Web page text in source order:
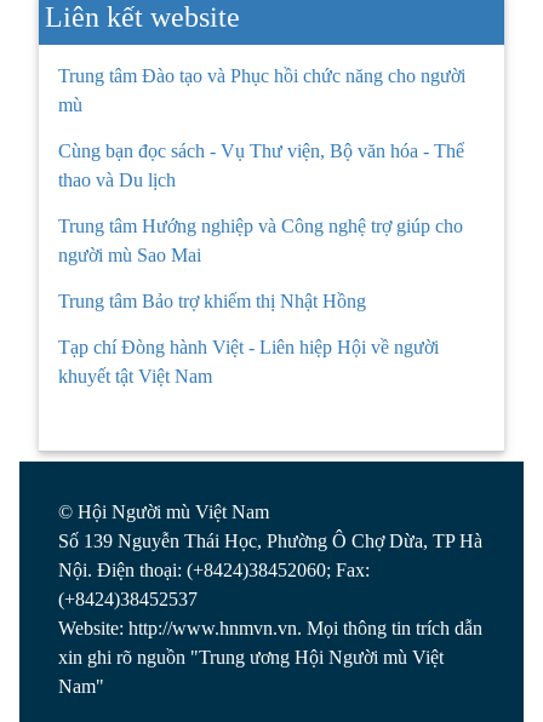
Liên kết website
Trung tâm Đào tạo và Phục hồi chức năng cho người
mù
Cùng bạn đọc sách - Vụ Thư viện, Bộ văn hóa - Thể
thao và Du lịch
Trung tâm Hướng nghiệp và Công nghệ trợ giúp cho
người mù Sao Mai
Trung tâm Bảo trợ khiếm thị Nhật Hồng
Tạp chí Đòng hành Việt - Liên hiệp Hội về người
khuyết tật Việt Nam
© Hội Người mù Việt Nam
Số 139 Nguyễn Thái Học, Phường Ô Chợ Dừa, TP Hà
Nội. Điện thoại: (+8424)38452060; Fax:
(+8424)38452537
Website: http://www.hnmvn.vn. Mọi thông tin trích dẫn
xin ghi rõ nguồn "Trung ương Hội Người mù Việt
Nam"